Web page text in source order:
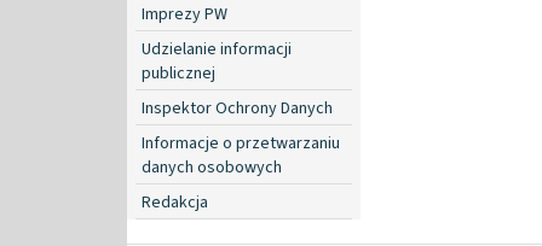
Imprezy PW
Udzielanie informacji
publicznej
Inspektor Ochrony Danych
Informacje o przetwarzaniu
danych osobowych
Redakcja